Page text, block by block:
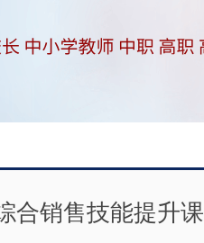
合销售技能提升课